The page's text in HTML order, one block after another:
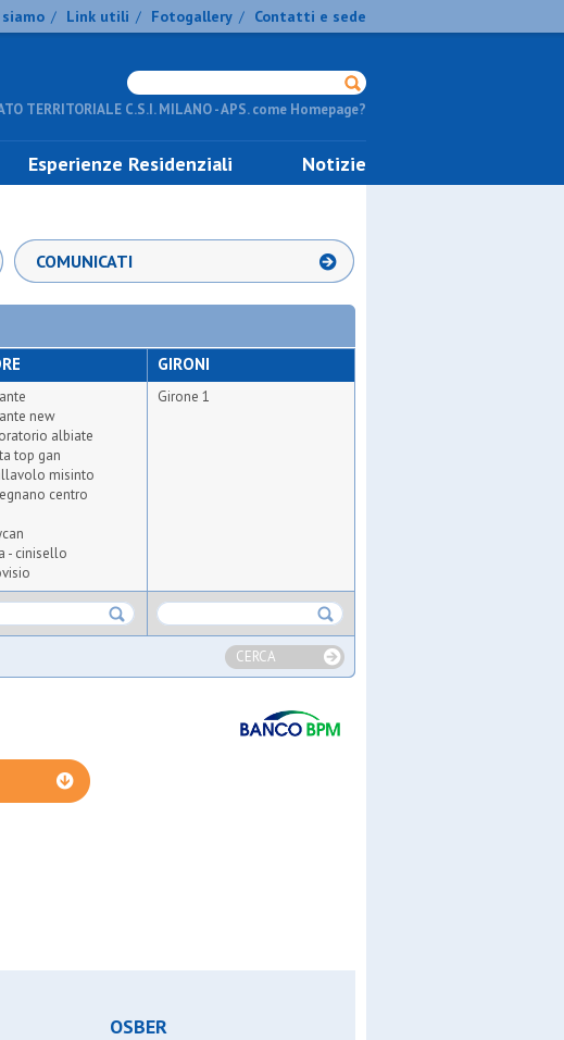
siamo / Link utili / Fotogallery / Contatti e sede
TERRITORIALE C.S.I. MILANO - APS. come Homepage?
Esperienze Residenziali Notizie
COMUNICATI
new
albiate
top gan
misinto
centro
- cinisello
GIRONI
Girone 1
CERCA
OSBER